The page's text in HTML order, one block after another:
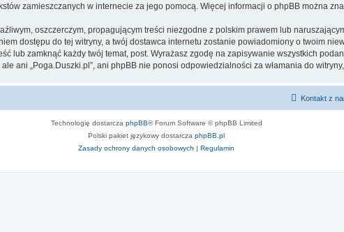
zamieszczanych w internecie za jego pomocą. Więcej informacji o phpBB można
oszczerczym, propagującym treści niezgodne z polskim prawem lub
dostępu do tej witryny, a twój dostawca internetu zostanie powiadomiony o twoim
lub zamknąć każdy twój temat, post. Wyrażasz zgodę na zapisywanie wszystkich
ani „Poga.Duszki.pl”, ani phpBB nie ponosi odpowiedzialności za włamania do
Kontakt z
Technologię dostarcza phpBB® Forum Software © phpBB Limited
Polski pakiet językowy dostarcza phpBB.pl
Zasady ochrony danych osobowych | Regulamin